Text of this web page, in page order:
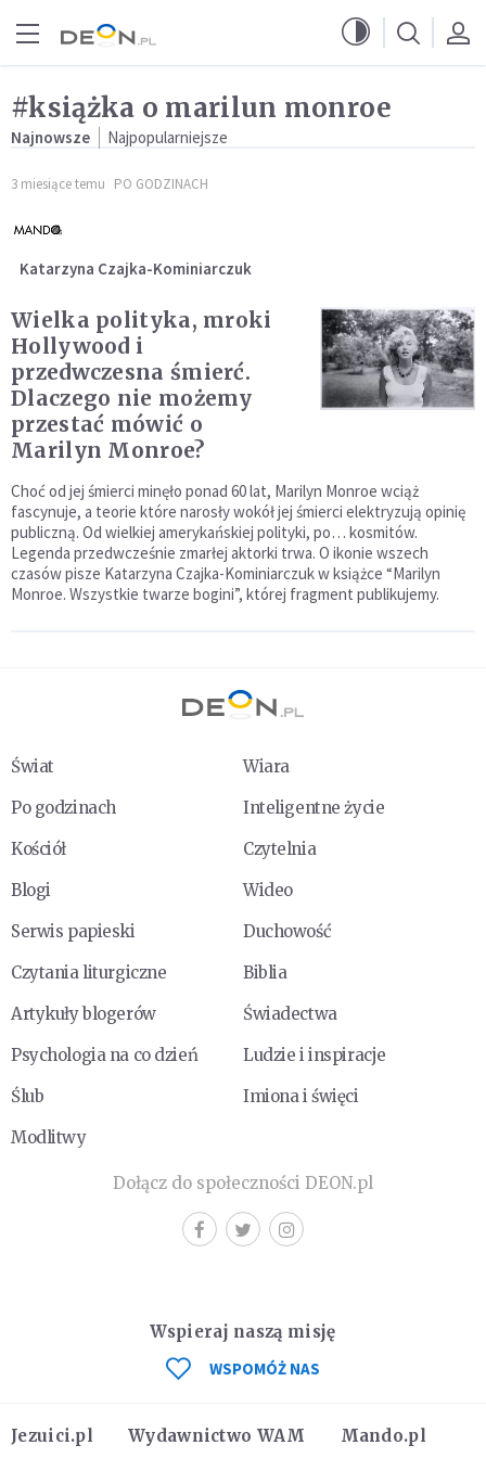
#książka o marilun monroe
Najnowsze Najpopularniejsze
3 miesiące temu PO GODZINACH
Katarzyna Czajka-Kominiarczuk
Wielka polityka, mroki
Hollywood i
przedwczesna śmierć.
Dlaczego nie możemy
przestać mówić o
Marilyn Monroe?
Choć od jej śmierci minęło ponad 60 lat, Marilyn Monroe wciąż
fascynuje, a teorie które narosły wokół jej śmierci elektryzują opinię
publiczną. Od wielkiej amerykańskiej polityki, po… kosmitów.
Legenda przedwcześnie zmarłej aktorki trwa. O ikonie wszech
czasów pisze Katarzyna Czajka-Kominiarczuk w książce “Marilyn
Monroe. Wszystkie twarze bogini”, której fragment publikujemy.
Świat
Wiara
Po godzinach
Inteligentne życie
Kościół
Czytelnia
Blogi
Wideo
Serwis papieski
Duchowość
Czytania liturgiczne
Biblia
Artykuły blogerów
Świadectwa
Psychologia na co dzień
Ludzie i inspiracje
Ślub
Imiona i święci
Modlitwy
Dołącz do społeczności DEON.pl
Jezuici.pl Wydawnictwo WAM
Mando.pl
Wspieraj naszą misję
WSPOMÓŻ NAS